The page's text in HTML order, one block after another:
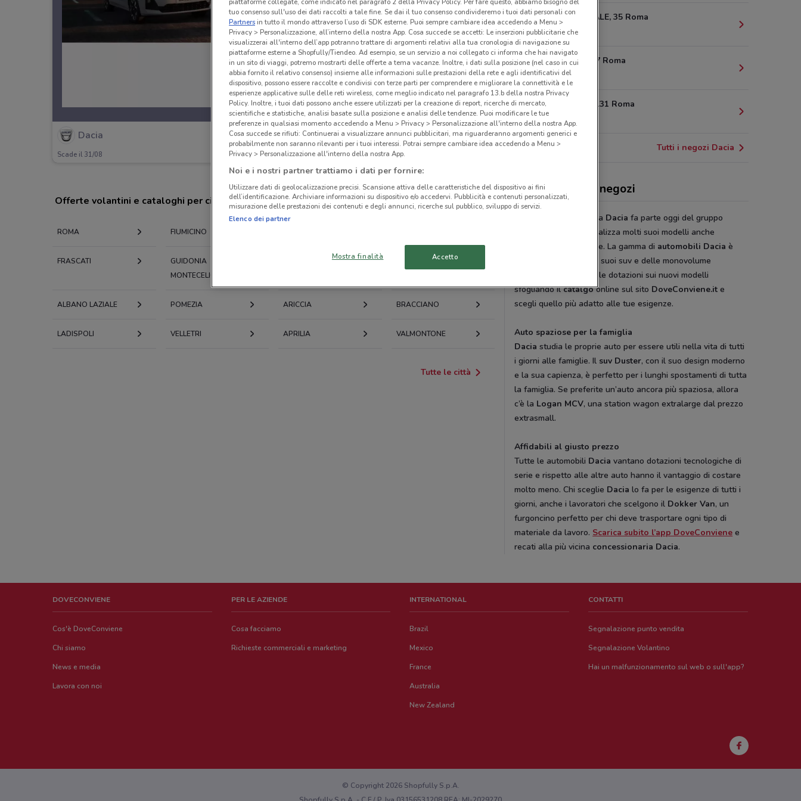
Dacia
Scade il 31/08
Offerte volantini e cataloghi per città nelle vicinanze
ROMA FIUMICINO
FRASCATI
GUIDONIA
MONTECELIO
ALBANO LAZIALE POMEZIA ARICCIA BRACCIANO
LADISPOLI VELLETRI APRILIA VALMONTONE
Tutte le città
VIA MARZIALE, 35 Roma
2.5 km
Via Arno, 67 Roma
4 km
Via Sicilia, 131 Roma
4.1 km
Tutti i negozi Dacia
Dacia, offerte e negozi
La casa automobilistica Dacia fa parte oggi del gruppo
Renault che commercializza molti suoi modelli anche
nell’Europa occidentale. La gamma di automobili Dacia è
nota per il comfort dei suoi suv e delle monovolume
spaziose. Scopri tutte le dotazioni sui nuovi modelli
sfogliando ilcatalgoonline sul sito DoveConviene.it e
scegli quello più adatto alle tue esigenze.
Auto spaziose per la famiglia
Dacia studia le proprie auto per essere utili nella vita di tutti
i giorni alle famiglie. Il suv Duster, con il suo design moderno
e la sua capienza, è perfetto per i lunghi spostamenti di tutta
la famiglia. Se preferite un’auto ancora più spaziosa, allora
c’è la Logan MCV, una station wagon extralarge dal prezzo
extrasmall.
Affidabili al giusto prezzo
Tutte le automobili Dacia vantano dotazioni tecnologiche di
serie e rispetto alle altre auto hanno il vantaggio di costare
molto meno. Chi sceglie Dacia lo fa per le esigenze di tutti i
giorni, anche i lavoratori che scelgono il Dokker Van, un
furgoncino perfetto per chi deve trasportare ogni tipo di
materiale da lavoro. Scarica subito l’app DoveConviene e
recati alla più vicina concessionaria Dacia.
DOVECONVIENE
Cos'è DoveConviene
Chi siamo
News e media
Lavora con noi
PER LE AZIENDE
Cosa facciamo
Richieste commerciali e marketing
INTERNATIONAL
Brazil
Mexico
France
Australia
New Zealand
CONTATTI
Segnalazione punto vendita
Segnalazione Volantino
Hai un malfunzionamento sul web o sull'app?
© Copyright 2026 Shopfully S.p.A.
tuo consenso sull'uso dei dati raccolti a tale fine. Se dai il tuo consenso condivideremo i tuoi dati personali con
Partnersin tutto il mondo attraverso l’uso di SDK esterne. Puoi sempre cambiare idea accedendo a Menu >
Privacy > Personalizzazione, all’interno della nostra App. Cosa succede se accetti: Le inserzioni pubblicitarie che
visualizzerai all'interno dell’app potranno trattare di argomenti relativi alla tua cronologia di navigazione su
piattaforme esterne a Shopfully/Tiendeo. Ad esempio, se un servizio a noi collegato ci informa che hai navigato
in un sito di viaggi, potremo mostrarti delle offerte a tema vacanze. Inoltre, i dati sulla posizione (nel caso in cui
abbia fornito il relativo consenso) insieme alle informazioni sulle prestazioni della rete e agli identificativi del
dispositivo, possono essere raccolte e condivisi con terze parti per comprendere e migliorare la connettività e le
esperienze applicative sulle delle reti wireless, come meglio indicato nel paragrafo 13.b della nostra Privacy
Policy. Inoltre, i tuoi dati possono anche essere utilizzati per la creazione di report, ricerche di mercato,
scientifiche e statistiche, analisi basate sulla posizione e analisi delle tendenze. Puoi modificare le tue
preferenze in qualsiasi momento accedendo a Menu > Privacy > Personalizzazione all'interno della nostra App.
Cosa succede se rifiuti: Continuerai a visualizzare annunci pubblicitari, ma riguarderanno argomenti generici e
probabilmente non saranno rilevanti per i tuoi interessi. Potrai sempre cambiare idea accedendo a Menu >
Privacy > Personalizzazione all'interno della nostra App.
Noi e i nostri partner trattiamo i dati per fornire:
Utilizzare dati di geolocalizzazione precisi. Scansione attiva delle caratteristiche del dispositivo ai fini
dell’identificazione. Archiviare informazioni su dispositivo e/o accedervi. Pubblicità e contenuti personalizzati,
misurazione delle prestazioni dei contenuti e degli annunci, ricerche sul pubblico, sviluppo di servizi.
Elenco dei partner
Mostra finalità Accetto